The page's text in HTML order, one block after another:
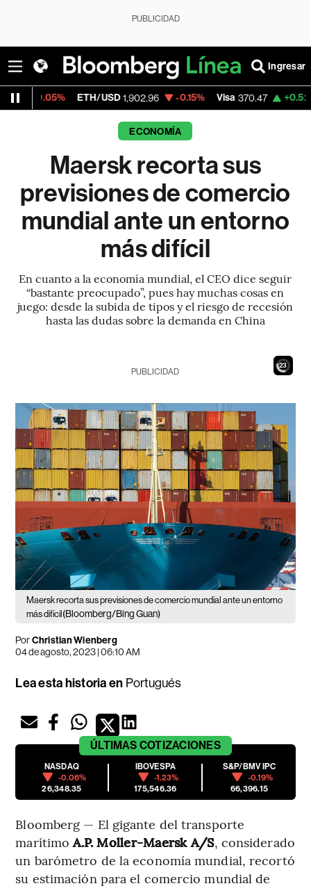
PUBLICIDAD
Ingresar
ETH/USD 1,902.96 -0.15% Visa 370.47 +0.52%
ECONOMÍA
Maersk recorta sus
previsiones de comercio
mundial ante un entorno
más difícil
En cuanto a la economía mundial, el CEO dice seguir
“bastante preocupado”, pues hay muchas cosas en
juego: desde la subida de tipos y el riesgo de recesión
hasta las dudas sobre la demanda en China
21
PUBLICIDAD
Maersk recorta sus previsiones de comercio mundial ante un entorno
más difícil (Bloomberg/Bing Guan)
PorChristian Wienberg
04 de agosto, 2023 | 06:10 AM
Lea esta historia en Portugués
ÚLTIMAS COTIZACIONES
NASDAQ
-0.06%
26,348.35
IBOVESPA
-1.23%
175,546.36
S&P/BMV IPC
-0.19%
66,396.15
Bloomberg — El gigante del transporte
marítimoA.P. Moller-Maersk A/S, considerado
un barómetro de la economía mundial, recortó
su estimación para el comercio mundial de